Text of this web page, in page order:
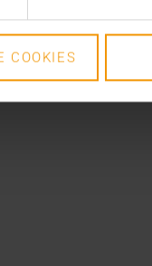
COOKIES